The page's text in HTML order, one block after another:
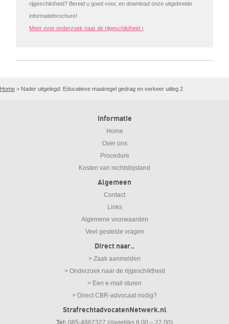
rijgeschiktheid? Bereid u goed voor, en download onze uitgebreide
informatiebrochure!
Meer over onderzoek naar de rijgeschiktheid ›
Home > Nader uitgelegd: Educatieve maatregel gedrag en verkeer uitleg 2
Informatie
Home
Over ons
Procedure
Kosten van rechtsbijstand
Algemeen
Contact
Links
Algemene voorwaarden
Veel gestelde vragen
Direct naar..
> Zaak aanmelden
> Onderzoek naar de rijgeschiktheid
> Een e-mail sturen
> Direct CBR-advocaat nodig?
StrafrechtadvocatenNetwerk.nl
Tel: 085-4862327 (dagelijks 8.00 – 22.00)